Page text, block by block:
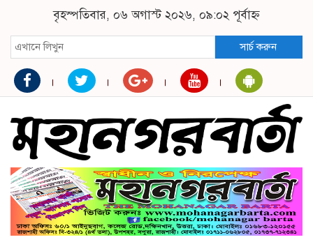
বৃহস্পতিবার, ০৬ অগাস্ট ২০২৬, ০৯:০২ পূর্বাহ্ন
সার্চ করুন